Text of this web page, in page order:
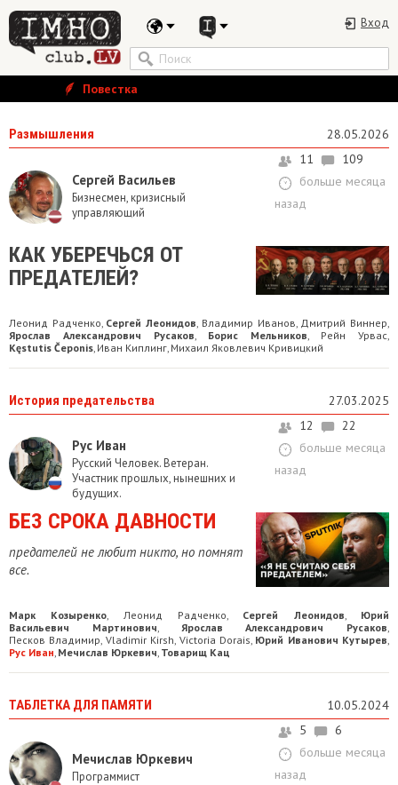
Вход
Повестка
Размышления 28.05.2026
Сергей Васильев
Бизнесмен, кризисный
управляющий
11
109
больше месяца
назад
КАК УБЕРЕЧЬСЯ ОТ
ПРЕДАТЕЛЕЙ?
Леонид Радченко Сергей Леонидов Владимир Иванов Дмитрий Виннер
Ярослав Александрович Русаков Борис Мельников Рейн Урвас
Kęstutis Čeponis Иван Киплинг Михаил Яковлевич Кривицкий
История предательства 27.03.2025
Рус Иван
Русский Человек. Ветеран.
Участник прошлых, нынешних и
будущих.
12
22
больше месяца
назад
БЕЗ СРОКА ДАВНОСТИ
предателей не любит никто, но помнят
все.
Марк Козыренко, Леонид Радченко, Сергей Леонидов, Юрий
Васильевич Мартинович, Ярослав Александрович Русаков,
Песков Владимир, Vladimir Kirsh, Victoria Dorais, Юрий Иванович Кутырев,
Рус Иван, Мечислав Юркевич, Товарищ Кац
ТАБЛЕТКА ДЛЯ ПАМЯТИ 10.05.2024
Мечислав Юркевич
Программист
5
6
больше месяца
назад